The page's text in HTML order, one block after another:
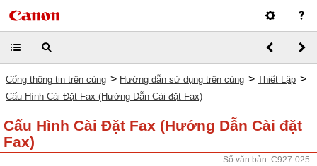
Cổng thông tin trên cùng > Hướng dẫn sử dụng trên cùng > Thiết Lập >
Cấu Hình Cài Đặt Fax (Hướng Dẫn Cài đặt Fax)
Cấu Hình Cài Đặt Fax (Hướng Dẫn Cài đặt
Fax)
Số văn bản: C927-025